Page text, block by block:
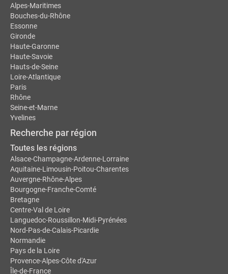
Alpes-Maritimes
Bouches-du-Rhône
Essonne
Gironde
Haute-Garonne
Haute-Savoie
Hauts-de-Seine
Loire-Atlantique
Paris
Rhône
Seine-et-Marne
Yvelines
Recherche par région
Toutes les régions
Alsace-Champagne-Ardenne-Lorraine
Aquitaine-Limousin-Poitou-Charentes
Auvergne-Rhône-Alpes
Bourgogne-Franche-Comté
Bretagne
Centre-Val de Loire
Languedoc-Roussillon-Midi-Pyrénées
Nord-Pas-de-Calais-Picardie
Normandie
Pays de la Loire
Provence-Alpes-Côte d'Azur
Île-de-France